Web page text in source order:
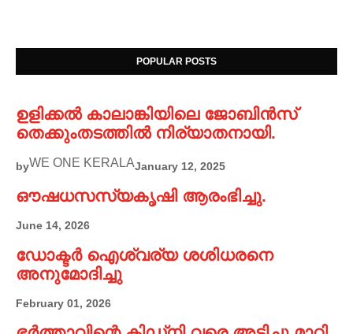
POPULAR POSTS
ഉളിക്കൽ കാലാങ്കിയിലെ ജോബിൻസ്
തെക്കുംതടത്തിൽ നിര്യാതനായി.
byWE ONE KERALAJanuary 12, 2025
ഔഷധസസ്യകൃഷി ആരംഭിച്ചു.
June 14, 2026
ഡോക്ടർ ഐശ്വര്യ ശശിധരനെ
അനുമോദിച്ചു
February 01, 2026